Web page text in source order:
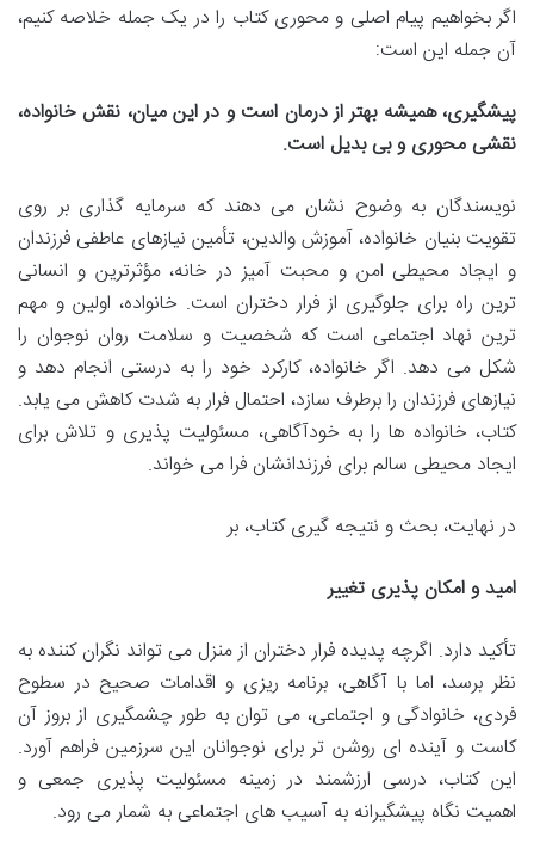
اگر بخواهیم پیام اصلی و محوری کتاب را در یک جمله خلاصه کنیم،
آن جمله این است:
پیشگیری، همیشه بهتر از درمان است و در این میان، نقش خانواده،
نقشی محوری و بی بدیل است.
نویسندگان به وضوح نشان می دهند که سرمایه گذاری بر روی
تقویت بنیان خانواده، آموزش والدین، تأمین نیازهای عاطفی فرزندان
و ایجاد محیطی امن و محبت آمیز در خانه، مؤثرترین و انسانی
ترین راه برای جلوگیری از فرار دختران است. خانواده، اولین و مهم
ترین نهاد اجتماعی است که شخصیت و سلامت روان نوجوان را
شکل می دهد. اگر خانواده، کارکرد خود را به درستی انجام دهد و
نیازهای فرزندان را برطرف سازد، احتمال فرار به شدت کاهش می یابد.
کتاب، خانواده ها را به خودآگاهی، مسئولیت پذیری و تلاش برای
ایجاد محیطی سالم برای فرزندانشان فرا می خواند.
در نهایت، بحث و نتیجه گیری کتاب، بر
امید و امکان پذیری تغییر
تأکید دارد. اگرچه پدیده فرار دختران از منزل می تواند نگران کننده به
نظر برسد، اما با آگاهی، برنامه ریزی و اقدامات صحیح در سطوح
فردی، خانوادگی و اجتماعی، می توان به طور چشمگیری از بروز آن
کاست و آینده ای روشن تر برای نوجوانان این سرزمین فراهم آورد.
این کتاب، درسی ارزشمند در زمینه مسئولیت پذیری جمعی و
اهمیت نگاه پیشگیرانه به آسیب های اجتماعی به شمار می رود.